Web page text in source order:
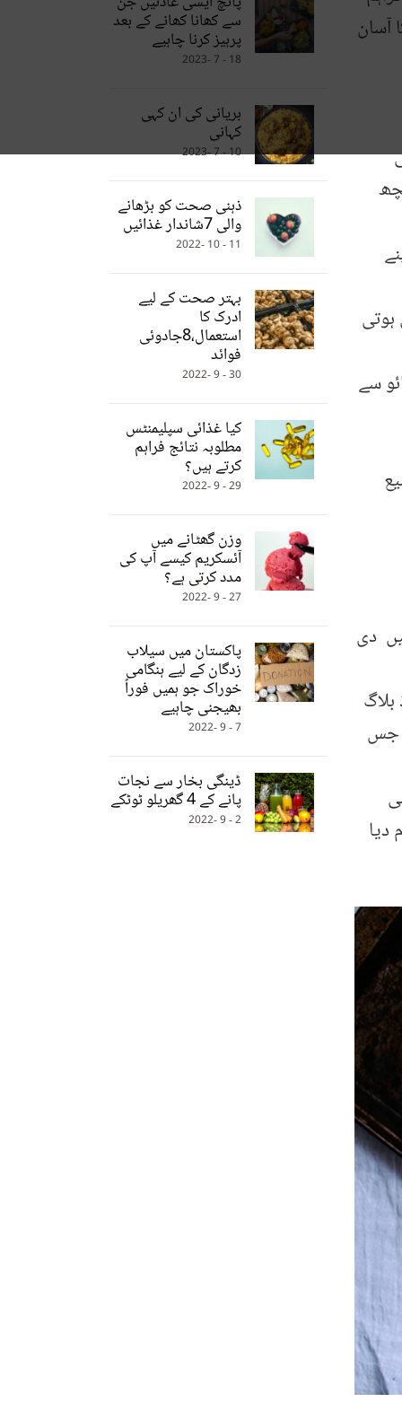
آسان
سے
دی "اسپائس اسپون" کی بانی اور مصنفہ ہیں۔ اس بلاگ کو 2011 میں دی
جس
سے کھانا کھانے کے بعد
پرہیز کرنا چاہیے
18 - 7 -2023
بریانی کی ان کہی
کہانی
10 - 7 -2023
ذہنی صحت کو بڑھانے
والی 7شاندار غذائیں
11 - 10 -2022
بہتر صحت کے لیے
ادرک کا
استعمال،8جادوئی
فوائد
30 - 9 -2022
کیا غذائی سپلیمنٹس
مطلوبہ نتائج فراہم
کرتے ہیں؟
29 - 9 -2022
وزن گھٹانے میں
آئسکریم کیسے آپ کی
مدد کرتی ہے؟
27 - 9 -2022
پاکستان میں سیلاب
زدگان کے لیے ہنگامی
خوراک جو ہمیں فوراً
بھیجنی چاہیے
7 - 9 -2022
ڈینگی بخار سے نجات
پانے کے 4 گھریلو ٹوٹکے
2 - 9 -2022